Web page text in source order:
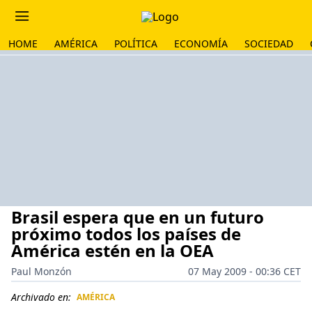
HOME AMÉRICA POLÍTICA ECONOMÍA SOCIEDAD
Brasil espera que en un futuro
próximo todos los países de
América estén en la OEA
Paul Monzón
07 May 2009 - 00:36 CET
Archivado en: AMÉRICA